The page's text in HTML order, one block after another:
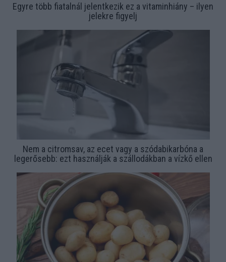
Egyre több fiatalnál jelentkezik ez a vitaminhiány – ilyen
jelekre figyelj
Nem a citromsav, az ecet vagy a szódabikarbóna a
legerősebb: ezt használják a szállodákban a vízkő ellen